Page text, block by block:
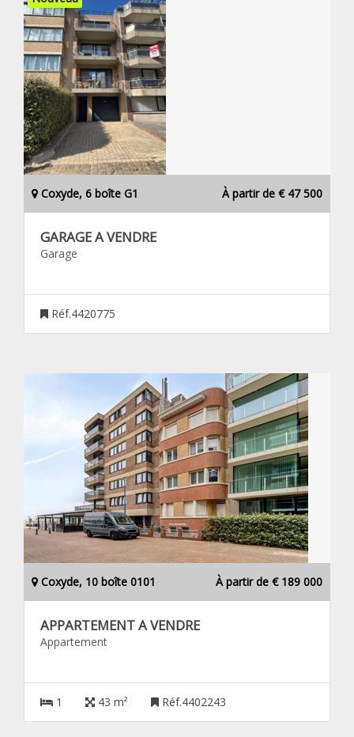
Coxyde, 6 boîte G1 À partir de € 47 500
GARAGE A VENDRE
Garage
Réf.4420775
Coxyde, 10 boîte 0101 À partir de € 189 000
APPARTEMENT A VENDRE
Appartement
1 43 m² Réf.4402243